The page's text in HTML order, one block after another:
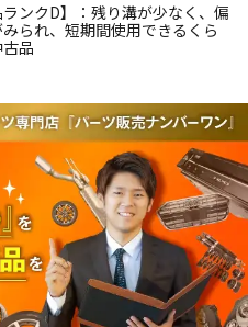
ランクD】：残り溝が少なく、偏
られ、短期間使用できるくら
品